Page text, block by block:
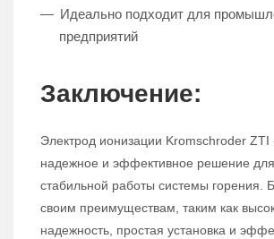
Идеально подходит для
предприятий
Заключение:
Электрод ионизации Kromschroder ZTI
надежное и эффективное решение
стабильной работы системы горения.
своим преимуществам, таким как
надежность, простая установка и